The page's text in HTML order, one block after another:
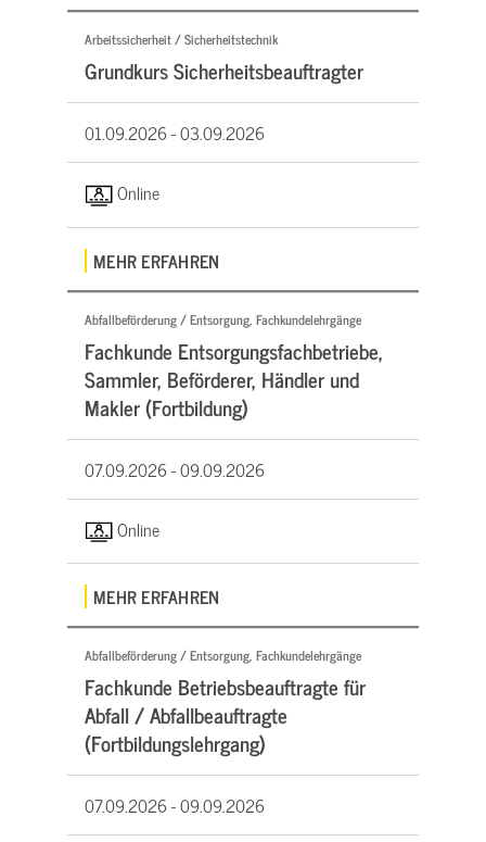
Arbeitssicherheit / Sicherheitstechnik
Grundkurs Sicherheitsbeauftragter
01.09.2026 -03.09.2026
Online
MEHR ERFAHREN
Abfallbeförderung / Entsorgung, Fachkundelehrgänge
Fachkunde Entsorgungsfachbetriebe,
Sammler, Beförderer, Händler und
Makler (Fortbildung)
07.09.2026 -09.09.2026
Online
MEHR ERFAHREN
Abfallbeförderung / Entsorgung, Fachkundelehrgänge
Fachkunde Betriebsbeauftragte für
Abfall / Abfallbeauftragte
(Fortbildungslehrgang)
07.09.2026 -09.09.2026